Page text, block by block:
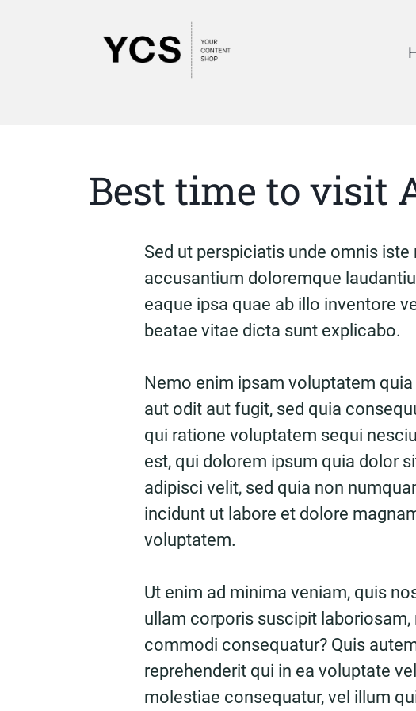
Best time to visit
Sed ut perspiciatis unde omnis
accusantium doloremque
eaque ipsa quae ab illo inventore
beatae vitae dicta sunt explicabo.
Nemo enim ipsam voluptatem
aut odit aut fugit, sed quia
qui ratione voluptatem sequi
est, qui dolorem ipsum quia dolor
adipisci velit, sed quia non
incidunt ut labore et dolore
voluptatem.
Ut enim ad minima veniam, quis
ullam corporis suscipit laboriosam,
commodi consequatur? Quis
reprehenderit qui in ea voluptate
molestiae consequatur, vel illum